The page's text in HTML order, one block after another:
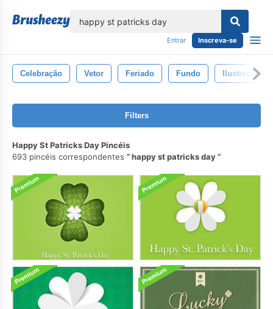
Entrar Inscreva-se
Celebração Vetor Feriado Fundo Ilustração
Filters
Happy St Patricks Day Pincéis
693 pincéis correspondentes
happy st patricks day